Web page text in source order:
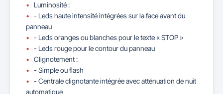
Luminosité :
- Leds haute intensité intégrées sur la face avant du
panneau
- Leds oranges ou blanches pour le texte « STOP »
- Leds rouge pour le contour du panneau
Clignotement :
- Simple ou flash
- Centrale clignotante intégrée avec atténuation de nuit
automatique